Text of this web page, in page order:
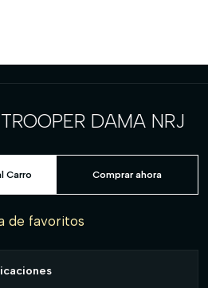
DAMA NRJ
Carro Comprar ahora
de favoritos